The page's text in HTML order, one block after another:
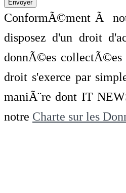
ConformÃ©ment Ã
disposez d'un droit
donnÃ©es collectÃ©es
droit s'exerce par
maniÃ¨re dont IT
notre Charte sur les